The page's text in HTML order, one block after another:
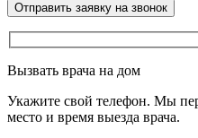
Вызвать врача на дом
Укажите свой телефон. Мы
место и время выезда врача.